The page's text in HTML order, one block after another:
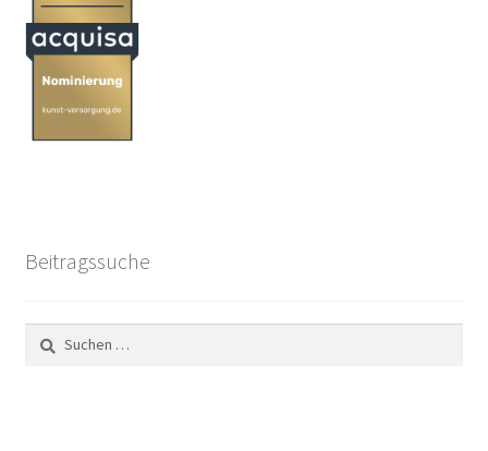
Beitragssuche
Suchen
nach: